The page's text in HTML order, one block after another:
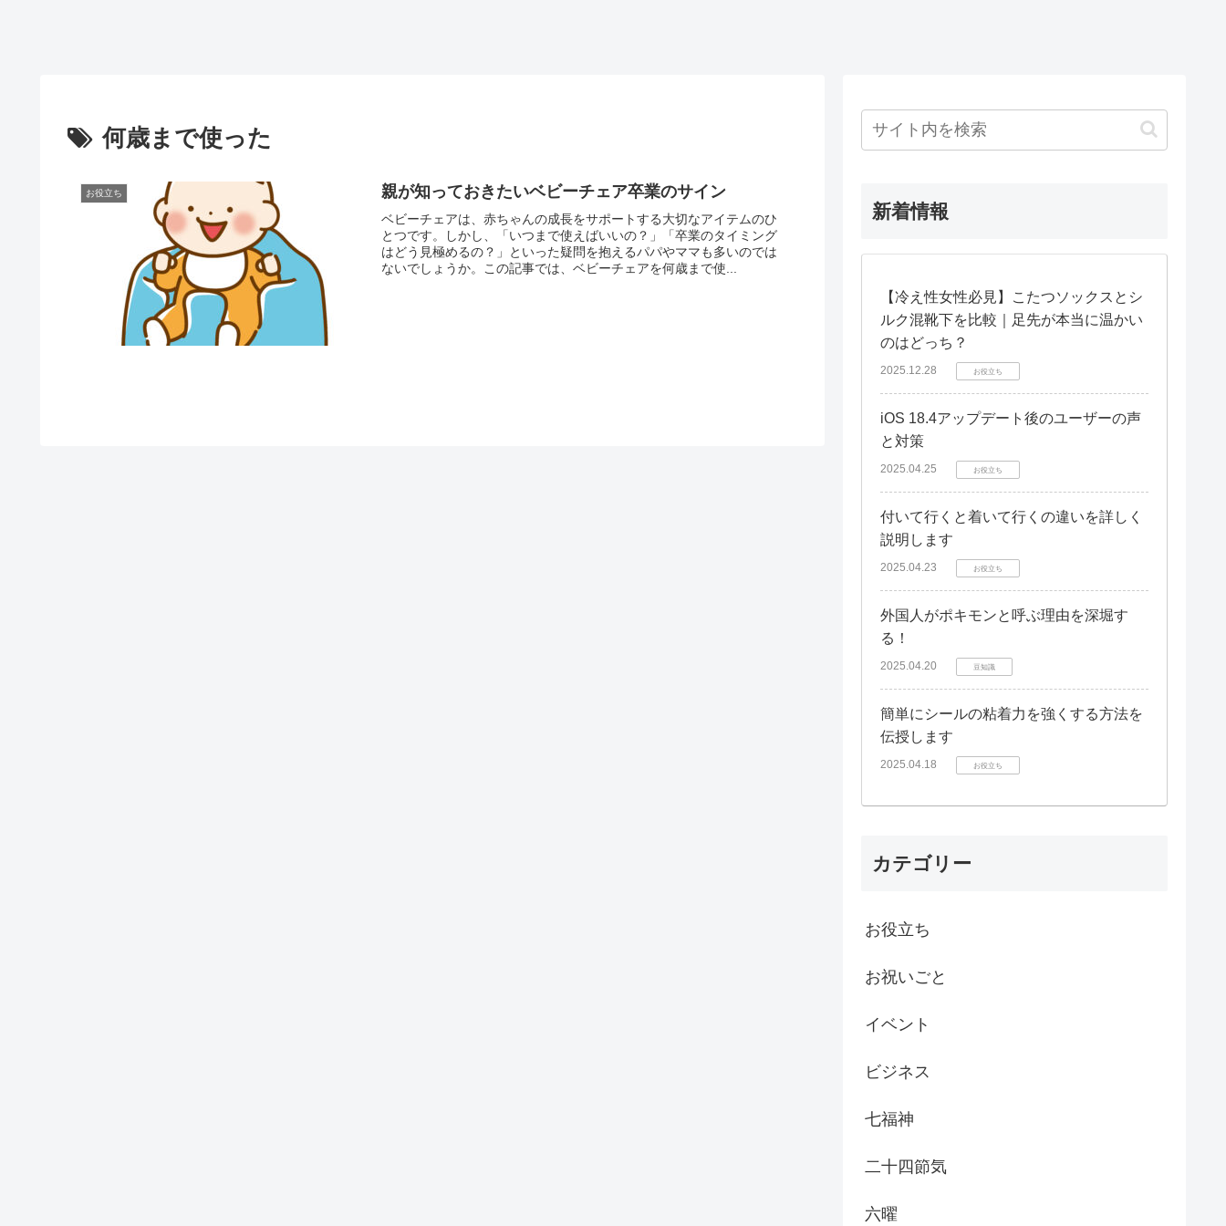
何歳まで使った
お役立ち 親が知っておきたいベビーチェア卒業のサイン
ベビーチェアは、赤ちゃんの成長をサポートする大切なアイテムのひ
とつです。しかし、「いつまで使えばいいの？」「卒業のタイミング
はどう見極めるの？」といった疑問を抱えるパパやママも多いのでは
ないでしょうか。この記事では、ベビーチェアを何歳まで使...
新着情報
【冷え性女性必見】こたつソックスとシ
ルク混靴下を比較｜足先が本当に温かい
のはどっち？
2025.12.28 お役立ち
iOS 18.4アップデート後のユーザーの声
と対策
2025.04.25 お役立ち
付いて行くと着いて行くの違いを詳しく
説明します
2025.04.23 お役立ち
外国人がポキモンと呼ぶ理由を深堀す
る！
2025.04.20 豆知識
簡単にシールの粘着力を強くする方法を
伝授します
2025.04.18 お役立ち
カテゴリー
お役立ち
お祝いごと
イベント
ビジネス
七福神
二十四節気
六曜